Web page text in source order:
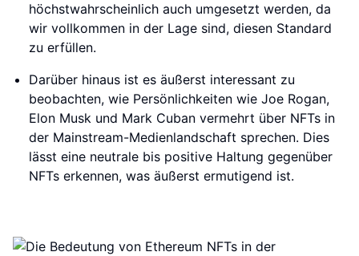
höchstwahrscheinlich auch umgesetzt werden, da
wir vollkommen in der Lage sind, diesen Standard
zu erfüllen.
Darüber hinaus ist es äußerst interessant zu
beobachten, wie Persönlichkeiten wie Joe Rogan,
Elon Musk und Mark Cuban vermehrt über NFTs in
der Mainstream-Medienlandschaft sprechen. Dies
lässt eine neutrale bis positive Haltung gegenüber
NFTs erkennen, was äußerst ermutigend ist.